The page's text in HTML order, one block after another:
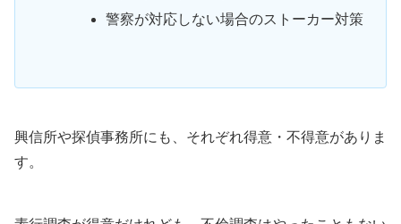
警察が対応しない場合のストーカー対策
興信所や探偵事務所にも、それぞれ得意・不得意がありま
す。